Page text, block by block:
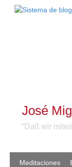
José
“Daß wir
Meditaciones